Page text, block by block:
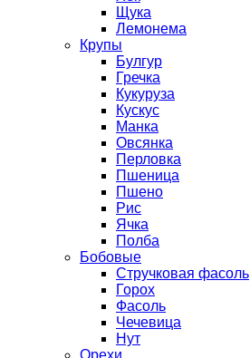
Щука
Лемонема
Крупы
Булгур
Гречка
Кукуруза
Кускус
Манка
Овсянка
Перловка
Пшеница
Пшено
Рис
Ячка
Полба
Бобовые
Стручковая фасоль
Горох
Фасоль
Чечевица
Нут
Орехи